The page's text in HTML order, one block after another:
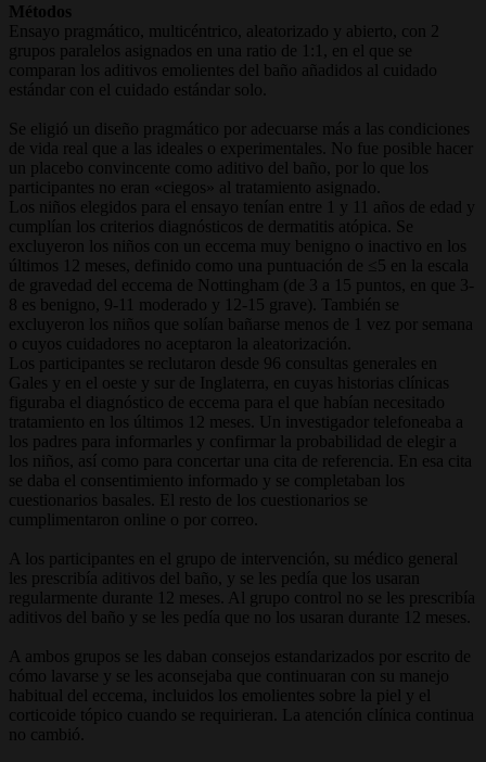
Métodos
Ensayo pragmático, multicéntrico, aleatorizado y abierto, con 2
grupos paralelos asignados en una ratio de 1:1, en el que se
comparan los aditivos emolientes del baño añadidos al cuidado
estándar con el cuidado estándar solo.
Se eligió un diseño pragmático por adecuarse más a las condiciones
de vida real que a las ideales o experimentales. No fue posible hacer
un placebo convincente como aditivo del baño, por lo que los
participantes no eran «ciegos» al tratamiento asignado.
Los niños elegidos para el ensayo tenían entre 1 y 11 años de edad y
cumplían los criterios diagnósticos de dermatitis atópica. Se
excluyeron los niños con un eccema muy benigno o inactivo en los
últimos 12 meses, definido como una puntuación de ≤5 en la escala
de gravedad del eccema de Nottingham (de 3 a 15 puntos, en que 3-
8 es benigno, 9-11 moderado y 12-15 grave). También se
excluyeron los niños que solían bañarse menos de 1 vez por semana
o cuyos cuidadores no aceptaron la aleatorización.
Los participantes se reclutaron desde 96 consultas generales en
Gales y en el oeste y sur de Inglaterra, en cuyas historias clínicas
figuraba el diagnóstico de eccema para el que habían necesitado
tratamiento en los últimos 12 meses. Un investigador telefoneaba a
los padres para informarles y confirmar la probabilidad de elegir a
los niños, así como para concertar una cita de referencia. En esa cita
se daba el consentimiento informado y se completaban los
cuestionarios basales. El resto de los cuestionarios se
cumplimentaron online o por correo.
A los participantes en el grupo de intervención, su médico general
les prescribía aditivos del baño, y se les pedía que los usaran
regularmente durante 12 meses. Al grupo control no se les prescribía
aditivos del baño y se les pedía que no los usaran durante 12 meses.
A ambos grupos se les daban consejos estandarizados por escrito de
cómo lavarse y se les aconsejaba que continuaran con su manejo
habitual del eccema, incluidos los emolientes sobre la piel y el
corticoide tópico cuando se requirieran. La atención clínica continua
no cambió.